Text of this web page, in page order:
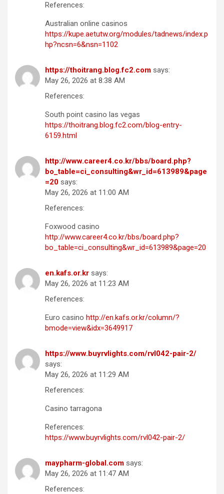
References:
Australian online casinos
https://kupe.aetutw.org/modules/tadnews/index.p
hp?ncsn=6&nsn=1102
https://thoitrang.blog.fc2.com says:
May 26, 2026 at 8:38 AM
References:
South point casino las vegas
https://thoitrang.blog.fc2.com/blog-entry-
6159.html
http://www.career4.co.kr/bbs/board.php?
bo_table=ci_consulting&wr_id=613989&page
=20 says:
May 26, 2026 at 11:00 AM
References:
Foxwood casino
http://www.career4.co.kr/bbs/board.php?
bo_table=ci_consulting&wr_id=613989&page=20
en.kafs.or.kr says:
May 26, 2026 at 11:23 AM
References:
Euro casino http://en.kafs.or.kr/column/?
bmode=view&idx=3649917
https://www.buyrvlights.com/rvl042-pair-2/
says:
May 26, 2026 at 11:29 AM
References:
Casino tarragona
References:
https://www.buyrvlights.com/rvl042-pair-2/
maypharm-global.com says:
May 26, 2026 at 11:47 AM
References: